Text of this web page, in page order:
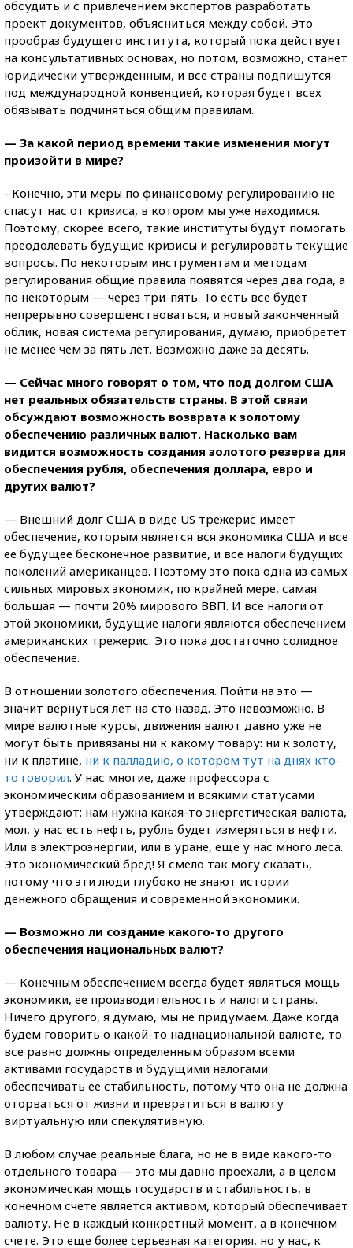
обсудить и с привлечением экспертов разработать
проект документов, объясниться между собой. Это
прообраз будущего института, который пока действует
на консультативных основах, но потом, возможно, станет
юридически утвержденным, и все страны подпишутся
под международной конвенцией, которая будет всех
обязывать подчиняться общим правилам.
— За какой период времени такие изменения могут
произойти в мире?
- Конечно, эти меры по финансовому регулированию не
спасут нас от кризиса, в котором мы уже находимся.
Поэтому, скорее всего, такие институты будут помогать
преодолевать будущие кризисы и регулировать текущие
вопросы. По некоторым инструментам и методам
регулирования общие правила появятся через два года, а
по некоторым — через три-пять. То есть все будет
непрерывно совершенствоваться, и новый законченный
облик, новая система регулирования, думаю, приобретет
не менее чем за пять лет. Возможно даже за десять.
— Сейчас много говорят о том, что под долгом США
нет реальных обязательств страны. В этой связи
обсуждают возможность возврата к золотому
обеспечению различных валют. Насколько вам
видится возможность создания золотого резерва для
обеспечения рубля, обеспечения доллара, евро и
других валют?
— Внешний долг США в виде US трежерис имеет
обеспечение, которым является вся экономика США и все
ее будущее бесконечное развитие, и все налоги будущих
поколений американцев. Поэтому это пока одна из самых
сильных мировых экономик, по крайней мере, самая
большая — почти 20% мирового ВВП. И все налоги от
этой экономики, будущие налоги являются обеспечением
американских трежерис. Это пока достаточно солидное
обеспечение.
В отношении золотого обеспечения. Пойти на это —
значит вернуться лет на сто назад. Это невозможно. В
мире валютные курсы, движения валют давно уже не
могут быть привязаны ни к какому товару: ни к золоту,
ни к платине, ни к палладию, о котором тут на днях кто-
то говорил. У нас многие, даже профессора с
экономическим образованием и всякими статусами
утверждают: нам нужна какая-то энергетическая валюта,
мол, у нас есть нефть, рубль будет измеряться в нефти.
Или в электроэнергии, или в уране, еще у нас много леса.
Это экономический бред! Я смело так могу сказать,
потому что эти люди глубоко не знают истории
денежного обращения и современной экономики.
— Возможно ли создание какого-то другого
обеспечения национальных валют?
— Конечным обеспечением всегда будет являться мощь
экономики, ее производительность и налоги страны.
Ничего другого, я думаю, мы не придумаем. Даже когда
будем говорить о какой-то наднациональной валюте, то
все равно должны определенным образом всеми
активами государств и будущими налогами
обеспечивать ее стабильность, потому что она не должна
оторваться от жизни и превратиться в валюту
виртуальную или спекулятивную.
В любом случае реальные блага, но не в виде какого-то
отдельного товара — это мы давно проехали, а в целом
экономическая мощь государств и стабильность, в
конечном счете является активом, который обеспечивает
валюту. Не в каждый конкретный момент, а в конечном
счете. Это еще более серьезная категория, но у нас, к